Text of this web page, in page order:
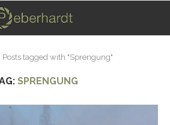
Posts tagged with "Sprengung"
SPRENGUNG